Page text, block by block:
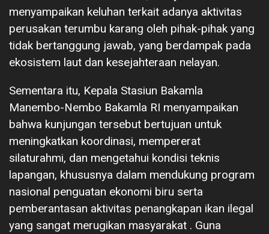
menyampaikan keluhan terkait adanya aktivitas
perusakan terumbu karang oleh pihak-pihak yang
tidak bertanggung jawab, yang berdampak pada
ekosistem laut dan kesejahteraan nelayan.
Sementara itu, Kepala Stasiun Bakamla
Manembo-Nembo Bakamla RI menyampaikan
bahwa kunjungan tersebut bertujuan untuk
meningkatkan koordinasi, mempererat
silaturahmi, dan mengetahui kondisi teknis
lapangan, khususnya dalam mendukung program
nasional penguatan ekonomi biru serta
pemberantasan aktivitas penangkapan ikan ilegal
yang sangat merugikan masyarakat . Guna